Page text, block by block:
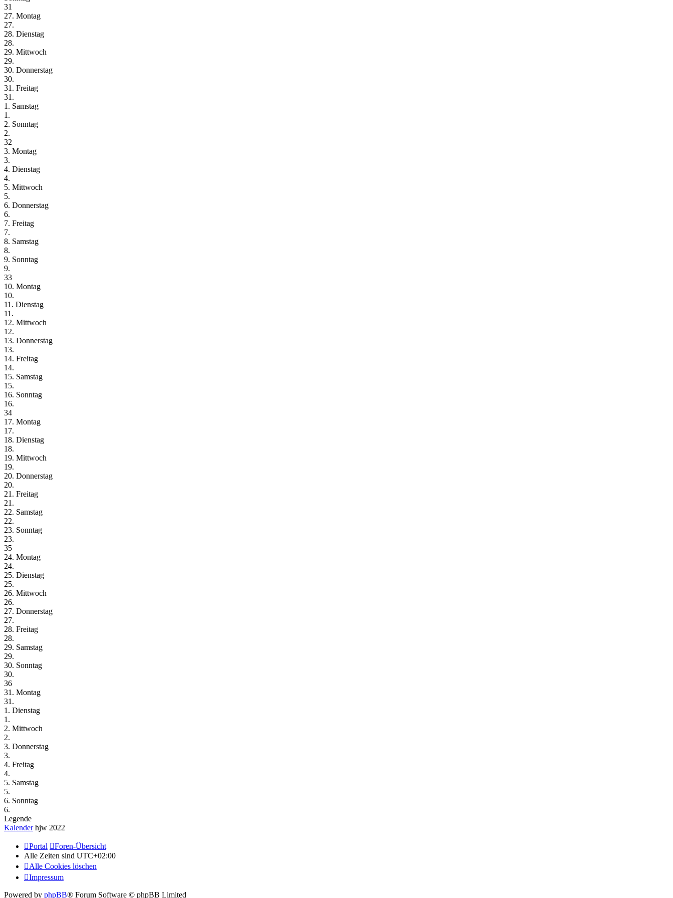
31
27. Montag
27.
28. Dienstag
28.
29. Mittwoch
29.
30. Donnerstag
30.
31. Freitag
31.
1. Samstag
1.
2. Sonntag
2.
32
3. Montag
3.
4. Dienstag
4.
5. Mittwoch
5.
6. Donnerstag
6.
7. Freitag
7.
8. Samstag
8.
9. Sonntag
9.
33
10. Montag
10.
11. Dienstag
11.
12. Mittwoch
12.
13. Donnerstag
13.
14. Freitag
14.
15. Samstag
15.
16. Sonntag
16.
34
17. Montag
17.
18. Dienstag
18.
19. Mittwoch
19.
20. Donnerstag
20.
21. Freitag
21.
22. Samstag
22.
23. Sonntag
23.
35
24. Montag
24.
25. Dienstag
25.
26. Mittwoch
26.
27. Donnerstag
27.
28. Freitag
28.
29. Samstag
29.
30. Sonntag
30.
36
31. Montag
31.
1. Dienstag
1.
2. Mittwoch
2.
3. Donnerstag
3.
4. Freitag
4.
5. Samstag
5.
6. Sonntag
6.
Legende
Kalenderhjw 2022
Portal
Foren-Übersicht
Alle Zeiten sind UTC+02:00
Alle Cookies löschen
Impressum
Powered by phpBB® Forum Software © phpBB Limited